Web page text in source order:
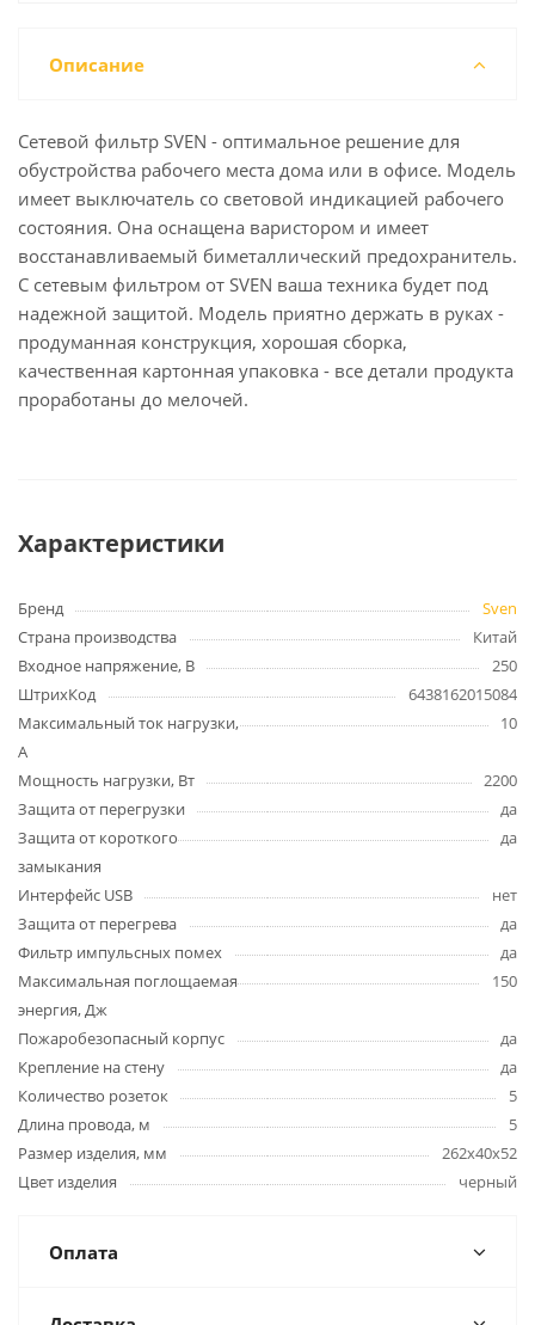
Описание
Сетевой фильтр SVEN - оптимальное решение для
обустройства рабочего места дома или в офисе. Модель
имеет выключатель со световой индикацией рабочего
состояния. Она оснащена варистором и имеет
восстанавливаемый биметаллический предохранитель.
С сетевым фильтром от SVEN ваша техника будет под
надежной защитой. Модель приятно держать в руках -
продуманная конструкция, хорошая сборка,
качественная картонная упаковка - все детали продукта
проработаны до мелочей.
Характеристики
Бренд
Sven
Страна производства
Китай
Входное напряжение, В
250
ШтрихКод
6438162015084
Максимальный ток нагрузки,
А
10
Мощность нагрузки, Вт
2200
Защита от перегрузки
да
Защита от короткого
замыкания
да
Интерфейс USB
нет
Защита от перегрева
да
Фильтр импульсных помех
да
Максимальная поглощаемая
энергия, Дж
150
Пожаробезопасный корпус
да
Крепление на стену
да
Количество розеток
5
Длина провода, м
5
Размер изделия, мм
262х40х52
Цвет изделия
черный
Оплата